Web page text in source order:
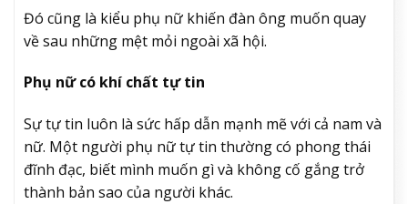
Đó cũng là kiểu phụ nữ khiến đàn ông muốn quay
về sau những mệt mỏi ngoài xã hội.
Phụ nữ có khí chất tự tin
Sự tự tin luôn là sức hấp dẫn mạnh mẽ với cả nam và
nữ. Một người phụ nữ tự tin thường có phong thái
đĩnh đạc, biết mình muốn gì và không cố gắng trở
thành bản sao của người khác.